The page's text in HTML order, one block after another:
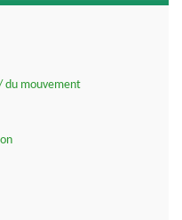
du mouvement